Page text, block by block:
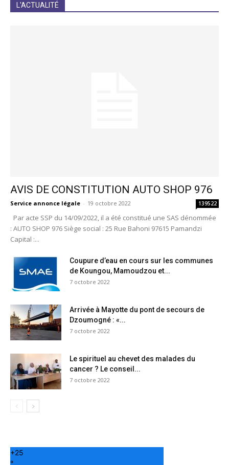
L'ACTUALITÉ
AVIS DE CONSTITUTION AUTO SHOP 976
Service annonce légale - 19 octobre 2022 139522
Par acte SSP du 14/09/2022, il a été constitué une SAS dénommée
: AUTO SHOP 976 Siège social : 25 Rue Bahoni 97615 Pamandzi
Capital :...
Coupure d’eau en cours sur les communes
de Koungou, Mamoudzou et...
7 octobre 2022
Arrivée à Mayotte du pont de secours de
Dzoumogné : «...
7 octobre 2022
Le spirituel au chevet des malades du
cancer ? Le conseil...
7 octobre 2022
+25
°